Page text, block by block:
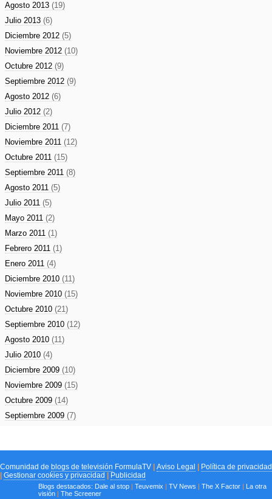
Agosto 2013 (19)
Julio 2013 (6)
Diciembre 2012 (5)
Noviembre 2012 (10)
Octubre 2012 (9)
Septiembre 2012 (9)
Agosto 2012 (6)
Julio 2012 (2)
Diciembre 2011 (7)
Noviembre 2011 (12)
Octubre 2011 (15)
Septiembre 2011 (8)
Agosto 2011 (5)
Julio 2011 (5)
Mayo 2011 (2)
Marzo 2011 (1)
Febrero 2011 (1)
Enero 2011 (4)
Diciembre 2010 (11)
Noviembre 2010 (15)
Octubre 2010 (21)
Septiembre 2010 (12)
Agosto 2010 (11)
Julio 2010 (4)
Diciembre 2009 (10)
Noviembre 2009 (15)
Octubre 2009 (14)
Septiembre 2009 (7)
Comunidad de blogs de televisión FormulaTV Aviso Legal
Política de privacidad
Gestionar cookies y privacidad Publicidad
Blogs destacados: Dale al stop | Teuvemix | TV News | The X Factor | La otra
visión | The Screener